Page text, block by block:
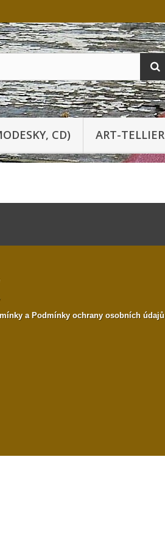
CD) ART-TELLIER
a Podmínky ochrany osobních údajů